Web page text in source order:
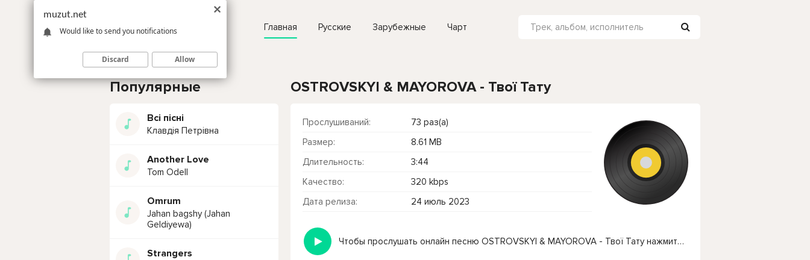
Главная Русские Зарубежные Чарт
Популярные
Всі пісні
Клавдія Петрівна
Another Love
Tom Odell
Omrum
Jahan bagshy (Jahan
Geldiyewa)
Strangers
OSTROVSKYI & MAYOROVA - Твої Тату
Прослушиваний:
73 раз(а)
Размер:
8.61 MB
Длительность:
3:44
Качество:
320 kbps
Дата релиза:
24 июль 2023
Чтобы прослушать онлайн песню OSTROVSKYI & MAYOROVA - Твої Тату нажмите на кнопку плей с светом зелений
muzut.net
Would like to send you notifications
Discard Allow